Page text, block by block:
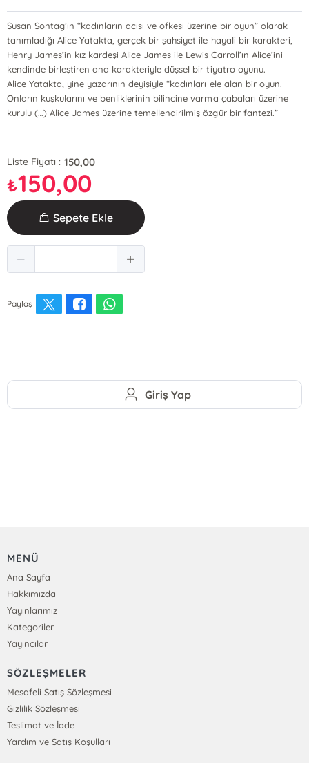
Susan Sontag’ın “kadınların acısı ve öfkesi üzerine bir oyun” olarak
tanımladığı Alice Yatakta, gerçek bir şahsiyet ile hayali bir karakteri,
Henry James’in kız kardeşi Alice James ile Lewis Carroll’ın Alice’ini
kendinde birleştiren ana karakteriyle düşsel bir tiyatro oyunu.
Alice Yatakta, yine yazarının deyişiyle “kadınları ele alan bir oyun.
Onların kuşkularını ve benliklerinin bilincine varma çabaları üzerine
kurulu (…) Alice James üzerine temellendirilmiş özgür bir fantezi.”
Liste Fiyatı : 150,00
₺150,00
Sepete Ekle
Paylaş
Giriş Yap
MENÜ
Ana Sayfa
Hakkımızda
Yayınlarımız
Kategoriler
Yayıncılar
SÖZLEŞMELER
Mesafeli Satış Sözleşmesi
Gizlilik Sözleşmesi
Teslimat ve İade
Yardım ve Satış Koşulları